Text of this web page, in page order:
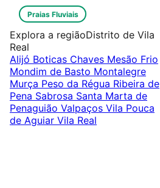
Praias Fluviais
Explora a regiãoDistrito de Vila
Real
Alijó Boticas Chaves Mesão Frio
Mondim de Basto Montalegre
Murça Peso da Régua Ribeira de
Pena Sabrosa Santa Marta de
Penaguião Valpaços Vila Pouca
de Aguiar Vila Real